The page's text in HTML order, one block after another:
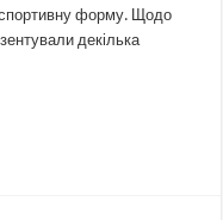
форму. Щодо
декілька